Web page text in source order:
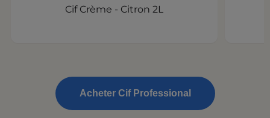
Cif Crème - Citron 2L
Acheter Cif Professional